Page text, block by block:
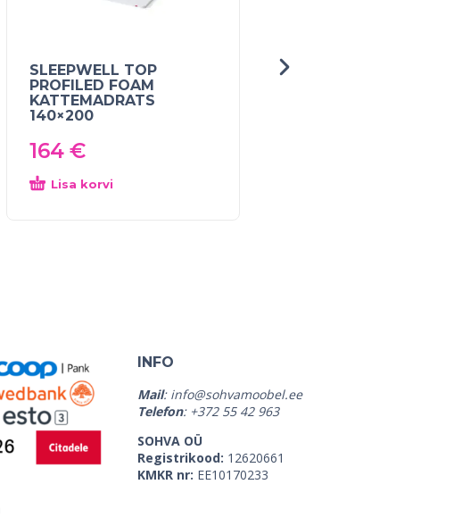
SLEEPWELL TOP
PROFILED FOAM
KATTEMADRATS
140×200
164 €
Lisa korvi
INFO
Mail: info@sohvamoobel.ee
Telefon: +372 55 42 963
SOHVA OÜ
Registrikood: 12620661
KMKR nr: EE10170233